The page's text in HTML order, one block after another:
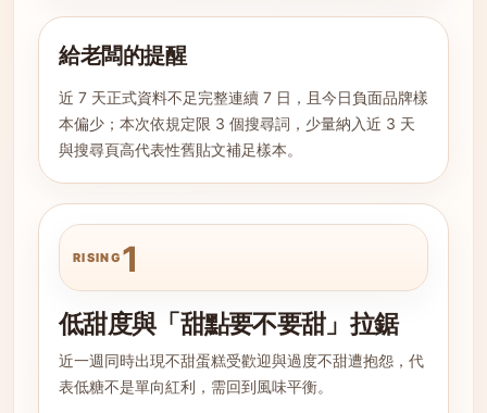
給老闆的提醒
近 7 天正式資料不足完整連續 7 日，且今日負面品牌樣
本偏少；本次依規定限 3 個搜尋詞，少量納入近 3 天
與搜尋頁高代表性舊貼文補足樣本。
RISING 1
低甜度與「甜點要不要甜」拉鋸
近一週同時出現不甜蛋糕受歡迎與過度不甜遭抱怨，代
表低糖不是單向紅利，需回到風味平衡。